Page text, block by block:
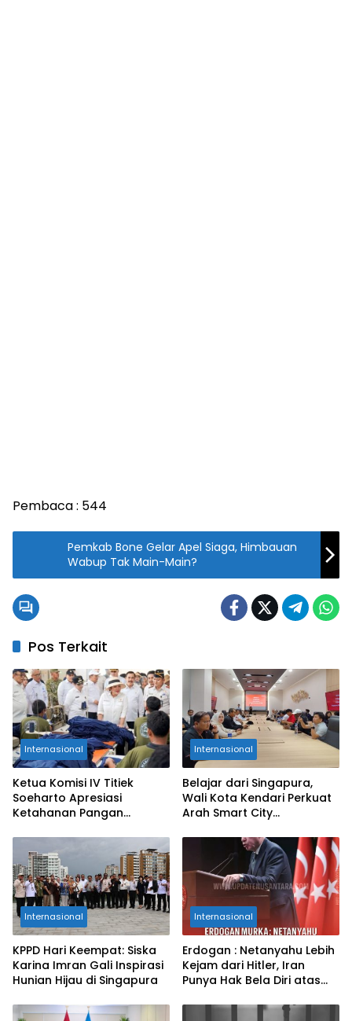
Pembaca : 544
Pemkab Bone Gelar Apel Siaga, Himbauan
Wabup Tak Main-Main?
Pos Terkait
Internasional
Ketua Komisi IV Titiek
Soeharto Apresiasi
Ketahanan Pangan
Internasional
Belajar dari Singapura,
Wali Kota Kendari Perkuat
Arah Smart City
Internasional
KPPD Hari Keempat: Siska
Karina Imran Gali Inspirasi
Hunian Hijau di Singapura
Internasional
Erdogan : Netanyahu Lebih
Kejam dari Hitler, Iran
Punya Hak Bela Diri atas